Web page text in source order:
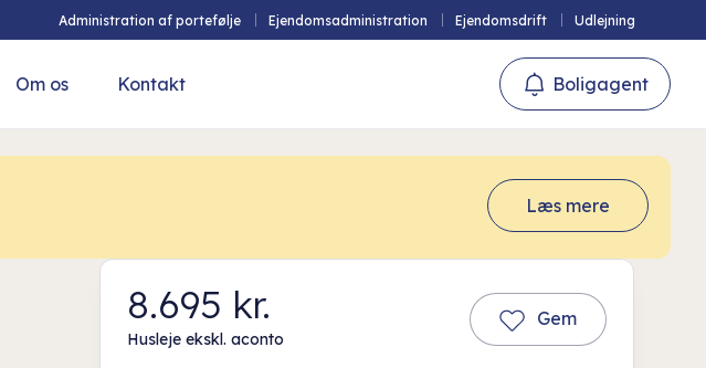
Administration af portefølje Ejendomsadministration Ejendomsdrift Udlejning
Om os Kontakt Boligagent
Læs mere
8.695 kr.
Husleje ekskl. aconto
Gem